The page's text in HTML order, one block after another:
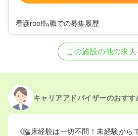
看護roo!転職での募集履歴
正・准看護師の募集を休止
正・准看護師を募集中
この施設の他の求人
キャリアアドバイザーのおすす
《臨床経験は一切不問！未経験から